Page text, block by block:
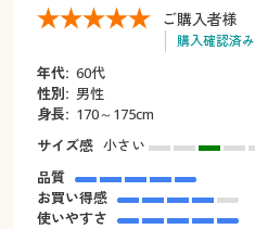
ご購入者様
購入確認済み
年代: 60代
性別: 男性
身長: 170～175cm
サイズ感 小さい
品質
お買い得感
使いやすさ